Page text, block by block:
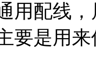
用配线
要是用来